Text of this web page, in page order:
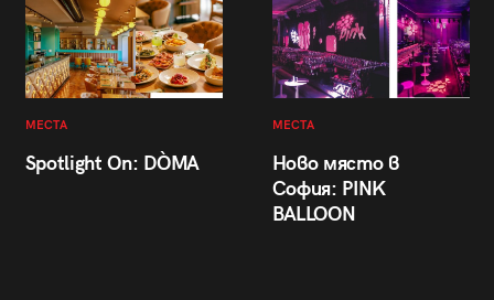
МЕСТА
Spotlight On: DÒMA
МЕСТА
Ново място в
София: PINK
BALLOON